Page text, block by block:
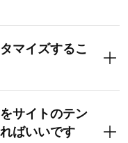
マイズするこ
サイトのテン
ばいいです